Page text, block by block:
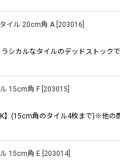
イル 20cm角 A 203016
シカルなタイルのデッドストッ
15cm角 F 203015
】(15cm角のタイル4枚まで)※他
15cm角 E 203014]